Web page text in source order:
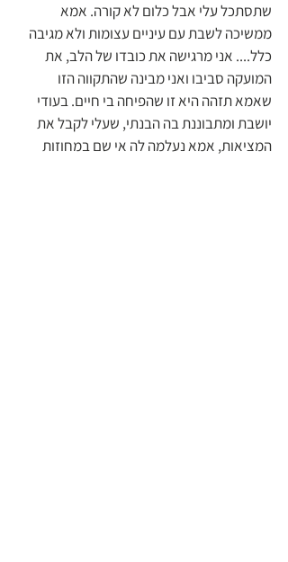
שתסתכל עלי אבל כלום לא קורה. אמא
ממשיכה לשבת עם עיניים עצומות ולא מגיבה
כלל.... אני מרגישה את כובדו של הלב, את
המועקה סביבו ואני מבינה שהתקווה הזו
שאמא תזהה היא זו שהפיחה בי חיים. בעודי
יושבת ומתבוננת בה הבנתי, שעלי לקבל את
המציאות, אמא נעלמה לה אי שם במחוזות